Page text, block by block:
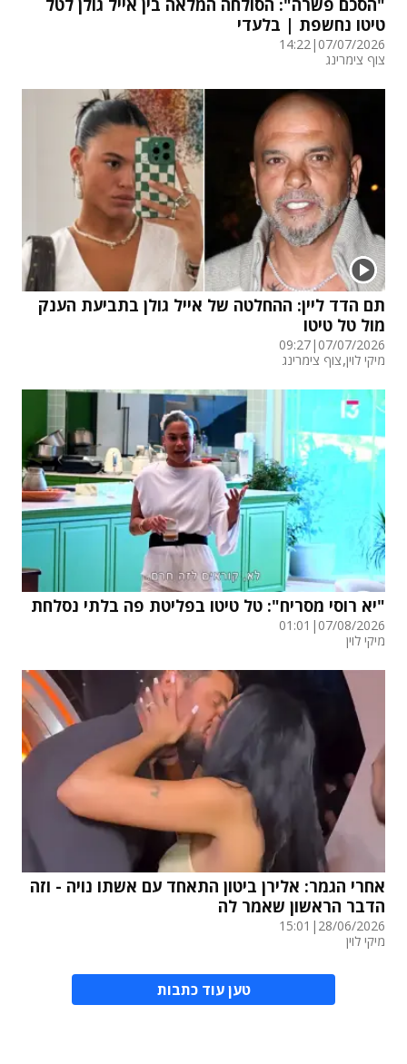
טיטו נחשפת | בלעדי
07/07/2026
|
14:22
צוף צימרינג
תם הדד ליין: ההחלטה של אייל גולן בתביעת הענק
מול טל טיטו
07/07/2026
|
09:27
מיקי לוין,צוף צימרינג
"יא רוסי מסריח": טל טיטו בפליטת פה בלתי נסלחת
07/08/2026
|
01:01
מיקי לוין
אחרי הגמר: אלירן ביטון התאחד עם אשתו נויה - וזה
הדבר הראשון שאמר לה
28/06/2026
|
15:01
מיקי לוין
טען עוד כתבות